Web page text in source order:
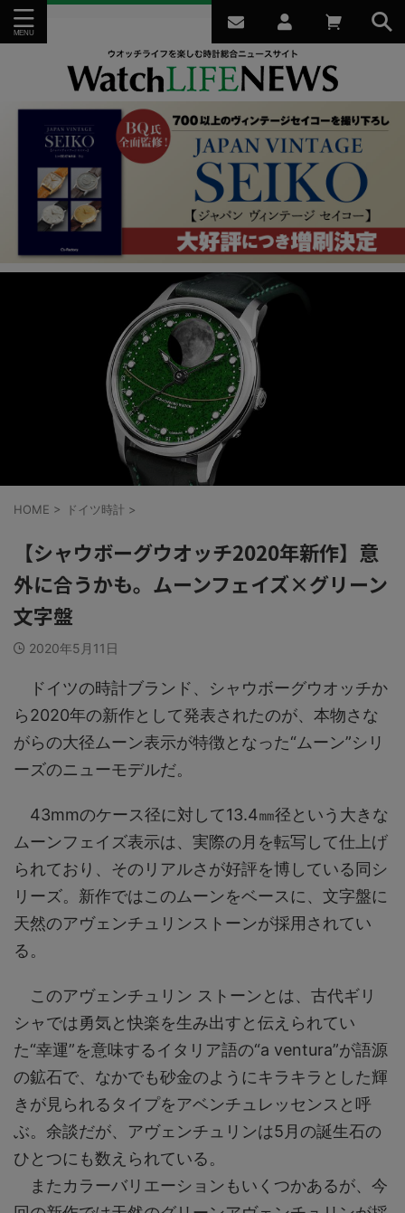
HOME > ドイツ時計 >
【シャウボーグウオッチ2020年新作】意
外に合うかも。ムーンフェイズ×グリーン
文字盤
2020年5月11日
ドイツの時計ブランド、シャウボーグウオッチか
ら2020年の新作として発表されたのが、本物さな
がらの大径ムーン表示が特徴となった“ムーン”シリ
ーズのニューモデルだ。
43mmのケース径に対して13.4㎜径という大きな
ムーンフェイズ表示は、実際の月を転写して仕上げ
られており、そのリアルさが好評を博している同シ
リーズ。新作ではこのムーンをベースに、文字盤に
天然のアヴェンチュリンストーンが採用されてい
る。
このアヴェンチュリン ストーンとは、古代ギリ
シャでは勇気と快楽を生み出すと伝えられてい
た“幸運”を意味するイタリア語の“a ventura”が語源
の鉱石で、なかでも砂金のようにキラキラとした輝
きが見られるタイプをアベンチュレッセンスと呼
ぶ。余談だが、アヴェンチュリンは5月の誕生石の
ひとつにも数えられている。
またカラーバリエーションもいくつかあるが、今